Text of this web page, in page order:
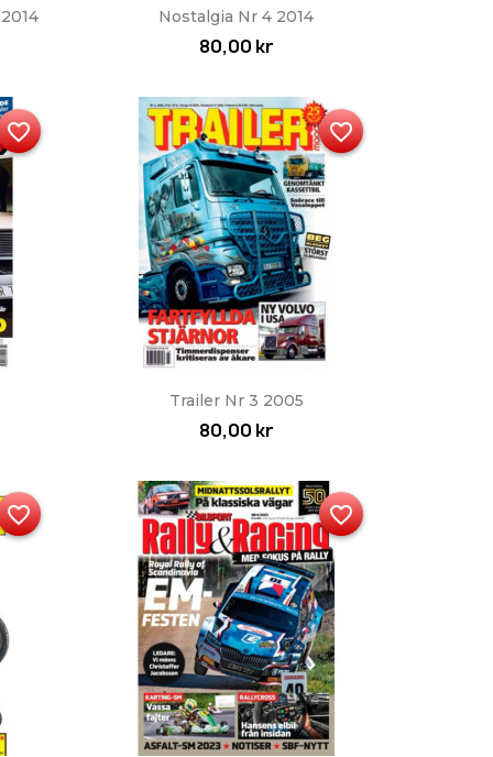
Snabbvy
Nostalgia Nr 4 2014
80,00 kr
favorite_border
Snabbvy
Trailer Nr 3 2005
80,00 kr
favorite_border
favorite_border favorite_border